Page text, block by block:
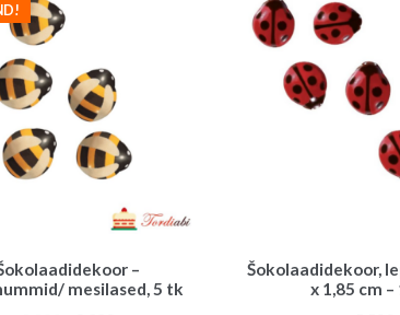
–
mesilased, 5 tk
Šokolaadidekoor,
x 1,85 cm